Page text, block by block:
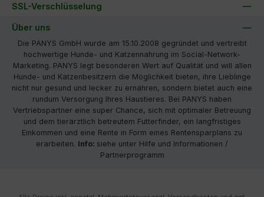
SSL-Verschlüsselung
Über uns
Die PANYS GmbH wurde am 15.10.2008 gegründet und vertreibt
hochwertige Hunde- und Katzennahrung im Social-Network-
Marketing. PANYS legt besonderen Wert auf Qualität und will allen
Hunde- und Katzenbesitzern die Möglichkeit bieten, ihre Lieblinge
nicht nur gesund und lecker zu ernähren, sondern bietet auch eine
rundum Versorgung Ihres Haustieres. Bei PANYS haben
Vertriebspartner eine super Chance, sich mit optimaler Betreuung
und dem tierärztlich betreutem Futterfinder, ein langfristiges
Einkommen und eine Rente in Form eines Rentensparplans zu
erarbeiten. Info: siehe unter Hilfe und Informationen /
Partnerprogramm